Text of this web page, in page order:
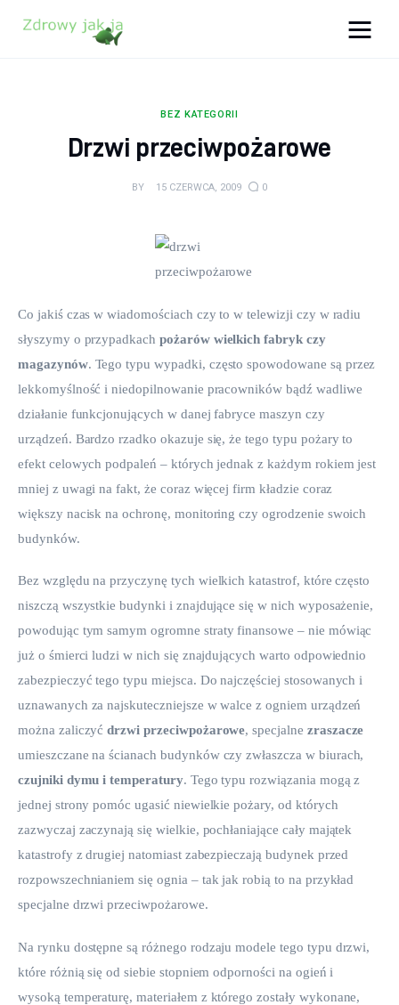
Zdrowy jak ja
Porady
Kontakt
BEZ KATEGORII
Drzwi przeciwpożarowe
BY 15 CZERWCA, 2009 0
Co jakiś czas w wiadomościach czy to w telewizji czy w radiu
słyszymy o przypadkach pożarów wielkich fabryk czy
magazynów. Tego typu wypadki, często spowodowane są przez
lekkomyślność i niedopilnowanie pracowników bądź wadliwe
działanie funkcjonujących w danej fabryce maszyn czy
urządzeń. Bardzo rzadko okazuje się, że tego typu pożary to
efekt celowych podpaleń – których jednak z każdym rokiem jest
mniej z uwagi na fakt, że coraz więcej firm kładzie coraz
większy nacisk na ochronę, monitoring czy ogrodzenie swoich
budynków.
Bez względu na przyczynę tych wielkich katastrof, które często
niszczą wszystkie budynki i znajdujące się w nich wyposażenie,
powodując tym samym ogromne straty finansowe – nie mówiąc
już o śmierci ludzi w nich się znajdujących warto odpowiednio
zabezpieczyć tego typu miejsca. Do najczęściej stosowanych i
uznawanych za najskuteczniejsze w walce z ogniem urządzeń
można zaliczyć drzwi przeciwpożarowe, specjalne zraszacze
umieszczane na ścianach budynków czy zwłaszcza w biurach,
czujniki dymu i temperatury. Tego typu rozwiązania mogą z
jednej strony pomóc ugasić niewielkie pożary, od których
zazwyczaj zaczynają się wielkie, pochłaniające cały majątek
katastrofy z drugiej natomiast zabezpieczają budynek przed
rozpowszechnianiem się ognia – tak jak robią to na przykład
specjalne drzwi przeciwpożarowe.
Na rynku dostępne są różnego rodzaju modele tego typu drzwi,
które różnią się od siebie stopniem odporności na ogień i
wysoką temperaturę, materiałem z którego zostały wykonane,